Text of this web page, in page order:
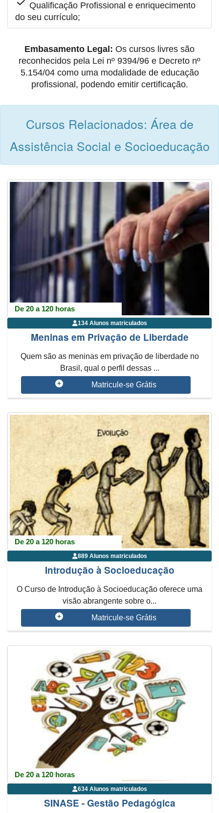
Qualificação Profissional e enriquecimento
do seu currículo;
Embasamento Legal: Os cursos livres são
reconhecidos pela Lei nº 9394/96 e Decreto nº
5.154/04 como uma modalidade de educação
profissional, podendo emitir certificação.
Cursos Relacionados: Área de
Assistência Social e Socioeducação
De 20 a 120 horas
134 Alunos matriculados
Meninas em Privação de Liberdade
Quem são as meninas em privação de liberdade no
Brasil, qual o perfil dessas ...
Matricule-se Grátis
De 20 a 120 horas
889 Alunos matriculados
Introdução à Socioeducação
O Curso de Introdução à Socioeducação oferece uma
visão abrangente sobre o...
Matricule-se Grátis
De 20 a 120 horas
634 Alunos matriculados
SINASE - Gestão Pedagógica